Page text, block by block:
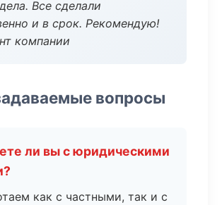
Все сделали
и в срок. Рекомендую!
компании
вопросы
ли вы с юридическими
как с частными, так и с